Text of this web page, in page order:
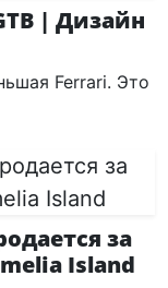
| Дизайн
Ferrari. Это
за
Island